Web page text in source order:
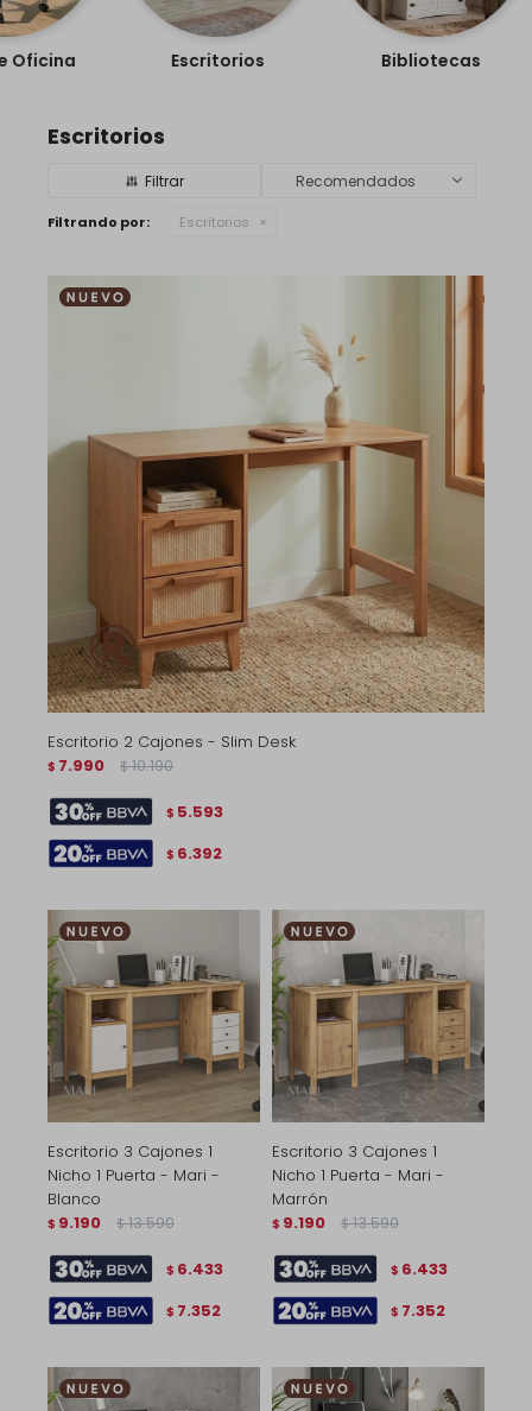
Oficina Escritorios Bibliotecas
Escritorios
Recomendados
Filtrando por: Escritorios
Escritorio 2 Cajones - Slim Desk
$ 7.990 $ 10.190
$ 5.593
$ 6.392
Escritorio 3 Cajones 1
Nicho 1 Puerta - Mari -
Blanco
$ 9.190 $ 13.590
$ 6.433
$ 7.352
Escritorio 3 Cajones 1
Nicho 1 Puerta - Mari -
Marrón
$ 9.190 $ 13.590
$ 6.433
$ 7.352